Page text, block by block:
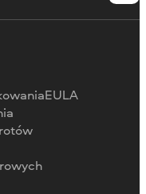
EULA